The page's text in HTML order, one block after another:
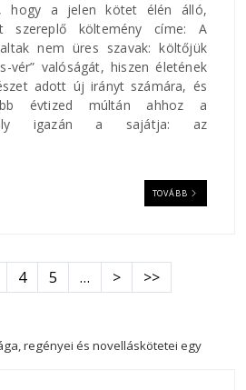
hogy a jelen kötet élén álló,
szereplő költemény címe: A
nem üres szavak: költőjük
vér” valóságát, hiszen életének
adott új irányt számára, és
évtized múltán ahhoz a
igazán a sajátja: az
TOVÁBB
4 5 … Következő oldal
> Utolsó oldal
>>
regényei és novelláskötetei egy